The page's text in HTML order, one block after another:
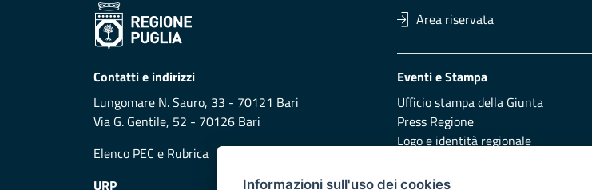
Area riservata
Contatti e indirizzi
Lungomare N. Sauro, 33 - 70121 Bari
Via G. Gentile, 52 - 70126 Bari
Elenco PEC e Rubrica
Eventi e Stampa
Ufficio stampa della Giunta
Press Regione
Logo e identità regionale
URP Redazione
Informazioni sull'uso dei cookies